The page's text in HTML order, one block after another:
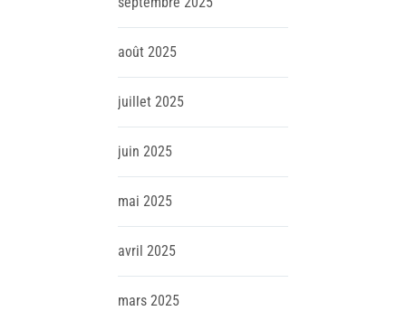
août 2025
juillet 2025
juin 2025
mai 2025
avril 2025
mars 2025